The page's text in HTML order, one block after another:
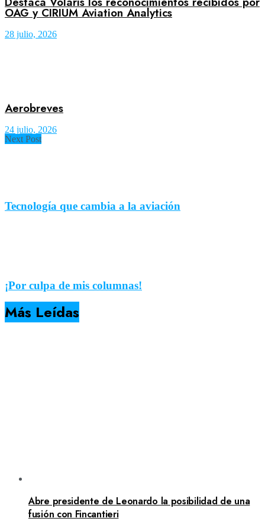
OAG y CIRIUM Aviation Analytics
28 julio, 2026
Aerobreves
24 julio, 2026
Next Post
Tecnología que cambia a la aviación
¡Por culpa de mis columnas!
Más Leídas
Abre presidente de Leonardo la posibilidad de una
fusión con Fincantieri